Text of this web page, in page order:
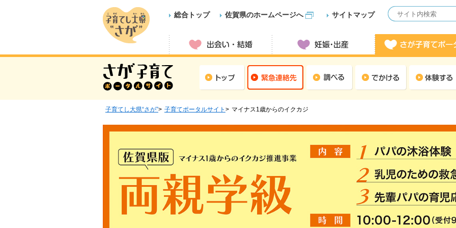
総合トップ 佐賀県のホームページへ サイトマップ
子育てし大県“さが” 子育てポータルサイト マイナス1歳からのイクカジ